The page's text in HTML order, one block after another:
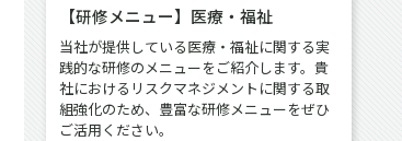
【研修メニュー】医療・福祉
当社が提供している医療・福祉に関する実
践的な研修のメニューをご紹介します。貴
社におけるリスクマネジメントに関する取
組強化のため、豊富な研修メニューをぜひ
ご活用ください。